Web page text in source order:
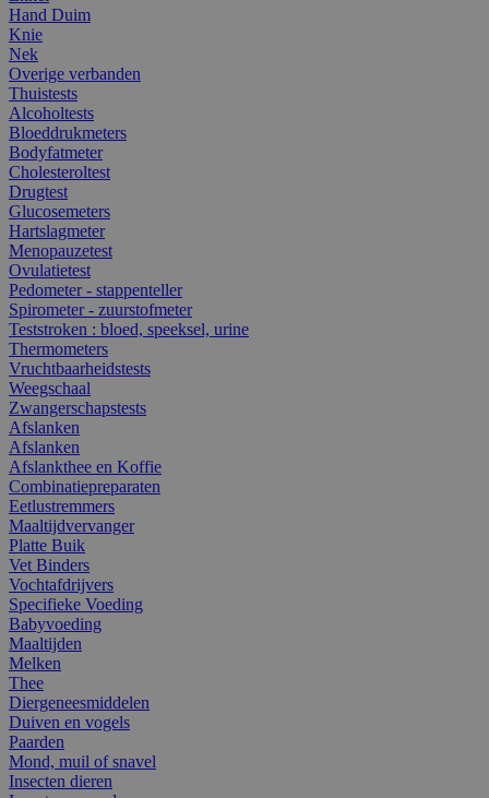
Hand Duim
Knie
Nek
Overige verbanden
Thuistests
Alcoholtests
Bloeddrukmeters
Bodyfatmeter
Cholesteroltest
Drugtest
Glucosemeters
Hartslagmeter
Menopauzetest
Ovulatietest
Pedometer - stappenteller
Spirometer - zuurstofmeter
Teststroken : bloed, speeksel, urine
Thermometers
Vruchtbaarheidstests
Weegschaal
Zwangerschapstests
Afslanken
Afslanken
Afslankthee en Koffie
Combinatiepreparaten
Eetlustremmers
Maaltijdvervanger
Platte Buik
Vet Binders
Vochtafdrijvers
Specifieke Voeding
Babyvoeding
Maaltijden
Melken
Thee
Diergeneesmiddelen
Duiven en vogels
Paarden
Mond, muil of snavel
Insecten dieren